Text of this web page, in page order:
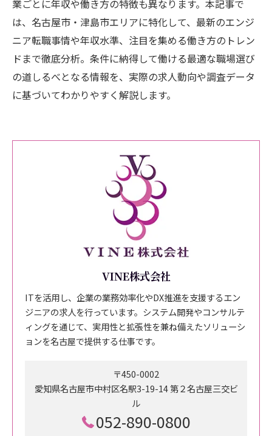
業ごとに年収や働き方の特徴も異なります。本記事で
は、名古屋市・津島市エリアに特化して、最新のエンジ
ニア転職事情や年収水準、注目を集める働き方のトレン
ドまで徹底分析。条件に納得して働ける最適な職場選び
の道しるべとなる情報を、実際の求人動向や調査データ
に基づいてわかりやすく解説します。
VINE株式会社
ITを活用し、企業の業務効率化やDX推進を支援するエン
ジニアの求人を行っています。システム開発やコンサルテ
ィングを通じて、実用性と拡張性を兼ね備えたソリューシ
ョンを名古屋で提供する仕事です。
〒450-0002
愛知県名古屋市中村区名駅3-19-14 第２名古屋三交ビ
ル
052-890-0800